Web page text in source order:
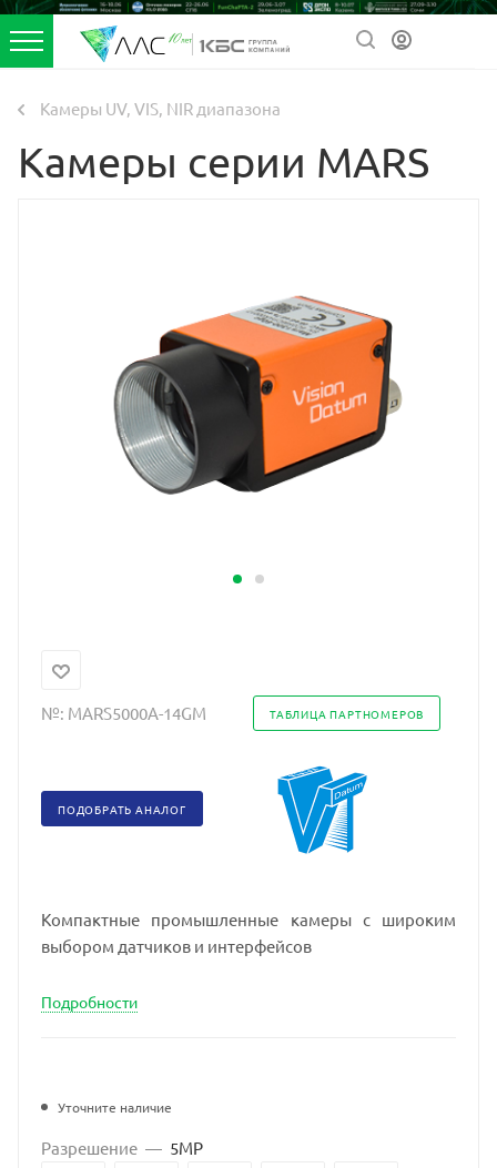
Камеры UV, VIS, NIR диапазона
Камеры серии MARS
№: MARS5000A-14GM ТАБЛИЦА ПАРТНОМЕРОВ
ПОДОБРАТЬ АНАЛОГ
Компактные промышленные камеры с широким
выбором датчиков и интерфейсов
Подробности
Уточните наличие
Разрешение — 5MP